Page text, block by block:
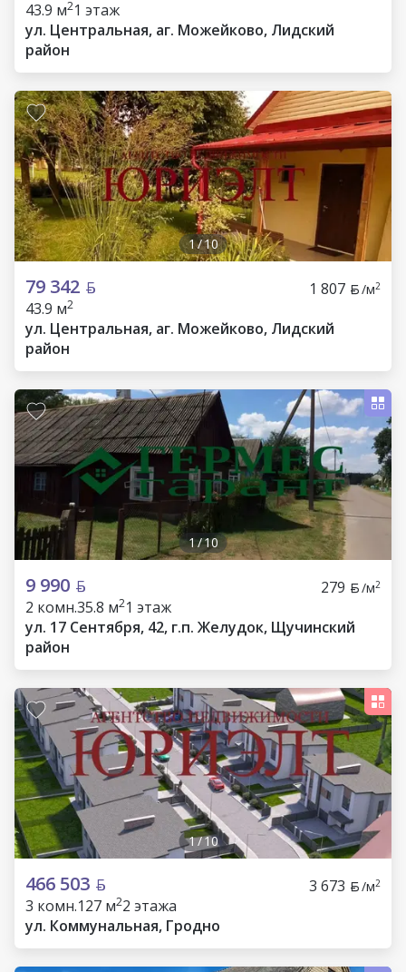
43.9 м21 этаж
ул. Центральная, аг. Можейково, Лидский
район
1/10
79 342 1 807 /м2
43.9 м2
ул. Центральная, аг. Можейково, Лидский
район
1/10
9 990 279 /м2
2 комн.35.8 м21 этаж
ул. 17 Сентября, 42, г.п. Желудок, Щучинский
район
1/10
466 503 3 673 /м2
3 комн.127 м22 этажа
ул. Коммунальная, Гродно